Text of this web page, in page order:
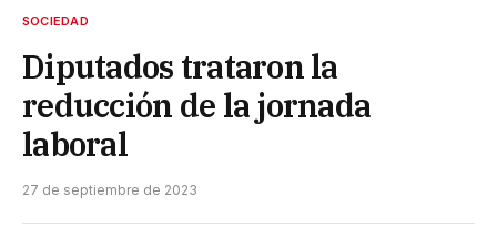
SOCIEDAD
Diputados trataron la
reducción de la jornada
laboral
27 de septiembre de 2023